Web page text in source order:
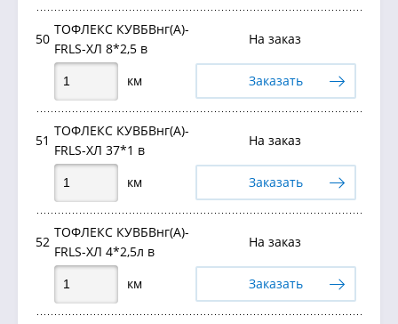
50
ТОФЛЕКС КУВБВнг(А)-
FRLS-ХЛ 8*2,5 в
На заказ
км Заказать
51
ТОФЛЕКС КУВБВнг(А)-
FRLS-ХЛ 37*1 в
На заказ
км Заказать
52
ТОФЛЕКС КУВБВнг(А)-
FRLS-ХЛ 4*2,5л в
На заказ
км Заказать